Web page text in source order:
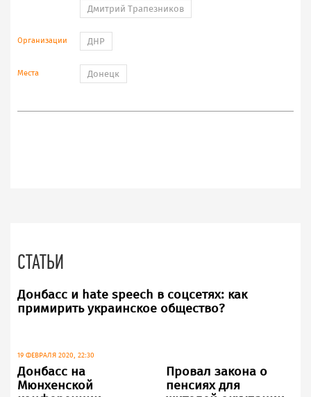
Дмитрий Трапезников
Организации ДНР
Места Донецк
СТАТЬИ
Донбасс и hate speech в соцсетях: как
примирить украинское общество?
19 ФЕВРАЛЯ 2020, 22:30
Донбасс на
Мюнхенской
Провал закона о
пенсиях для